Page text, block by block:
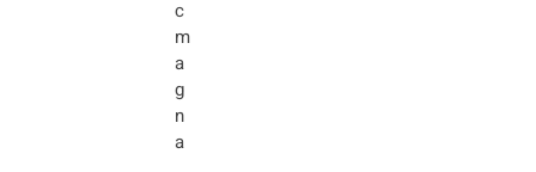
c
m
a
g
n
a